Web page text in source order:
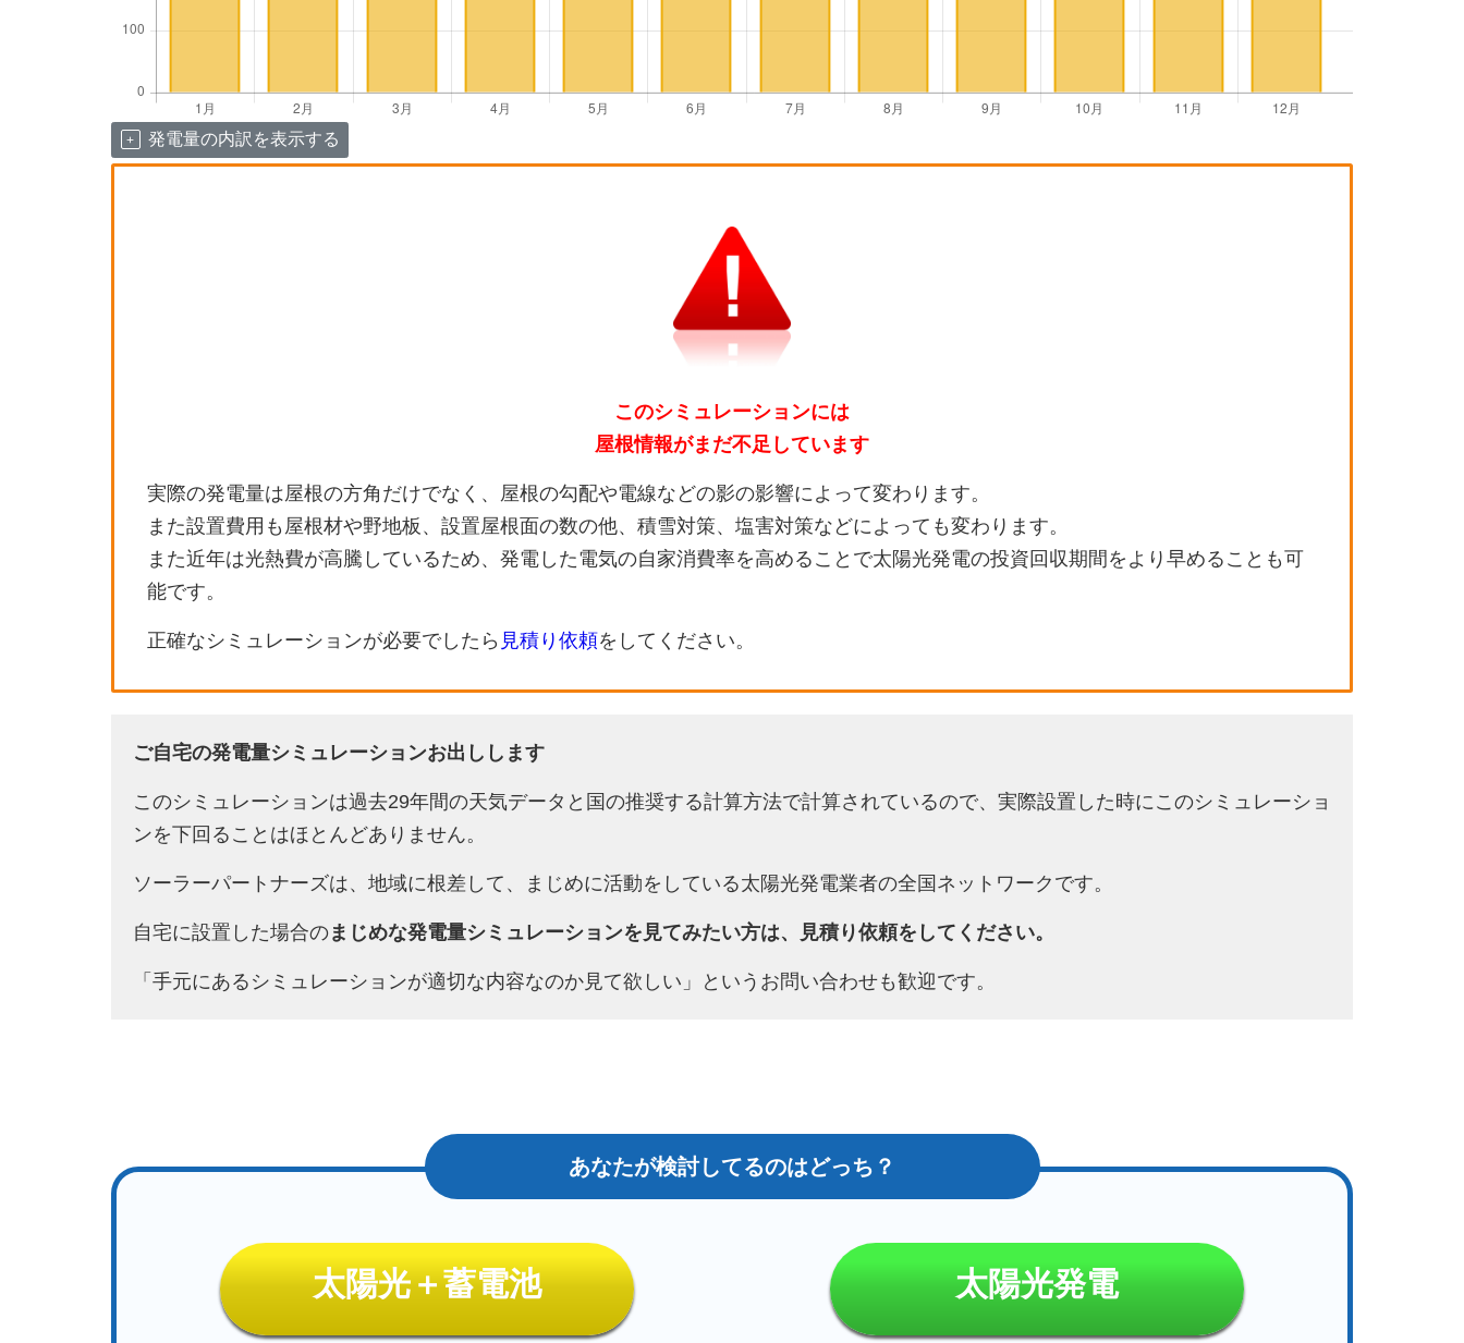
発電量の内訳を表示する
このシミュレーションには
屋根情報がまだ不足しています
実際の発電量は屋根の方角だけでなく、屋根の勾配や電線などの影の影響によって変わります。
また設置費用も屋根材や野地板、設置屋根面の数の他、積雪対策、塩害対策などによっても変わります。
また近年は光熱費が高騰しているため、発電した電気の自家消費率を高めることで太陽光発電の投資回収期間をより早めることも可
能です。
正確なシミュレーションが必要でしたら 見積り依頼をしてください。
ご自宅の発電量シミュレーションお出しします
このシミュレーションは過去29年間の天気データと国の推奨する計算方法で計算されているので、実際設置した時にこのシミュレーショ
ンを下回ることはほとんどありません。
ソーラーパートナーズは、地域に根差して、まじめに活動をしている太陽光発電業者の全国ネットワークです。
自宅に設置した場合のまじめな発電量シミュレーションを見てみたい方は、見積り依頼をしてください。
「手元にあるシミュレーションが適切な内容なのか見て欲しい」というお問い合わせも歓迎です。
太陽光＋蓄電池 太陽光発電